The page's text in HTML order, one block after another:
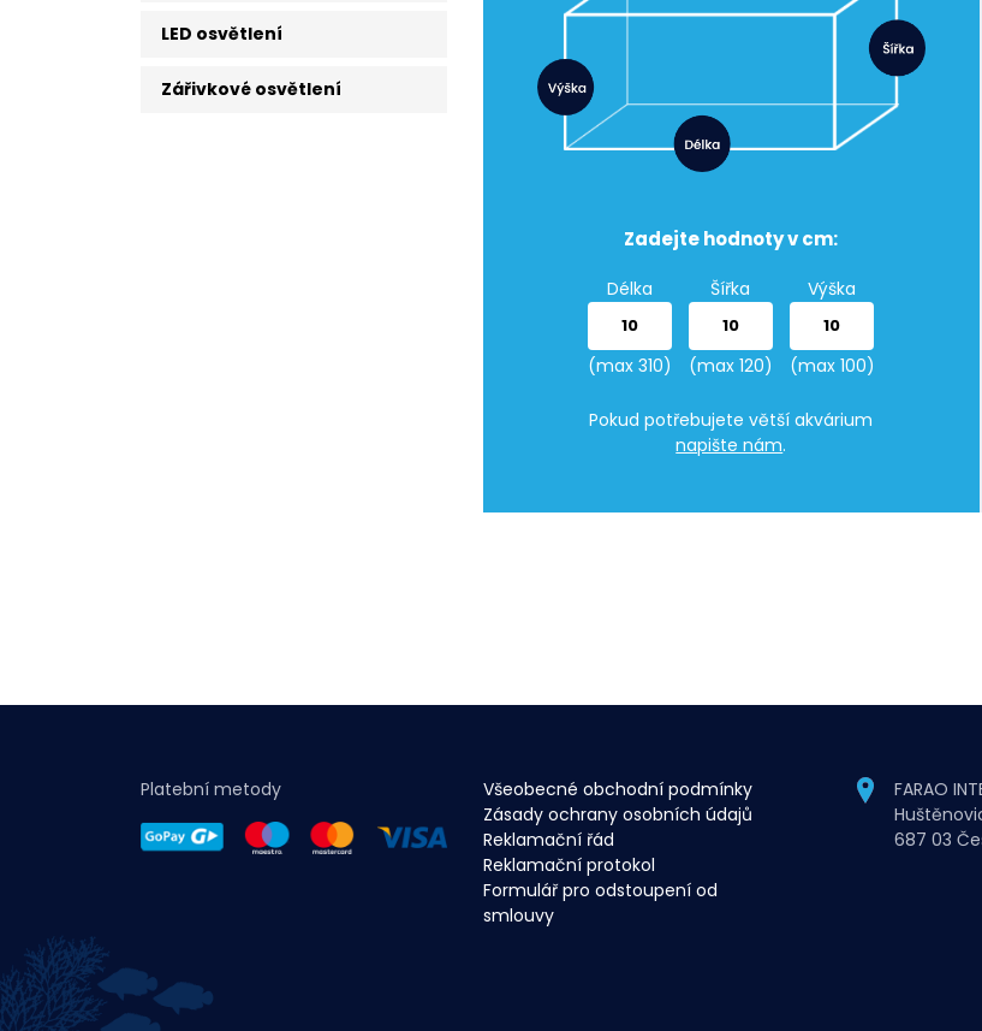
LED osvětlení
Zářivkové osvětlení
Zadejte hodnoty v cm:
Délka
(max 310)
Šířka
(max 120)
Výška
(max 100)
Pokud potřebujete větší akvárium
napište nám.
Platební metody
Všeobecné obchodní podmínky
Zásady ochrany osobních údajů
Reklamační řád
Reklamační protokol
Formulář pro odstoupení od
smlouvy
FARAO
687 03